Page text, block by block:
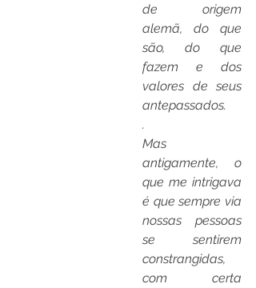
de origem
alemã, do que
são, do que
fazem e dos
valores de seus
antepassados.
.
Mas
antigamente, o
que me intrigava
é que sempre via
nossas pessoas
se sentirem
constrangidas,
com certa